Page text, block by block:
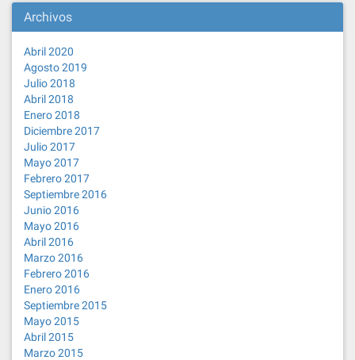
Archivos
Abril 2020
Agosto 2019
Julio 2018
Abril 2018
Enero 2018
Diciembre 2017
Julio 2017
Mayo 2017
Febrero 2017
Septiembre 2016
Junio 2016
Mayo 2016
Abril 2016
Marzo 2016
Febrero 2016
Enero 2016
Septiembre 2015
Mayo 2015
Abril 2015
Marzo 2015